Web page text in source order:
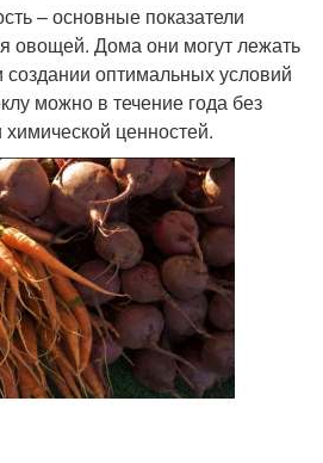
– основные показатели
овощей. Дома они могут лежать
оптимальных условий
можно в течение года без
ценностей.